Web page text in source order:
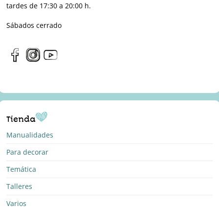
tardes de 17:30 a 20:00 h.
Sábados cerrado
Tienda
Manualidades
Para decorar
Temática
Talleres
Varios